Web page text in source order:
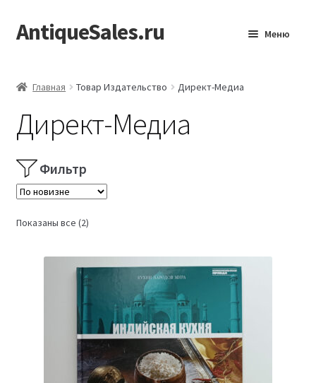
Перейти
к
Перейти
к
AntiqueSales.ru Меню
Главная Товар Издательство Директ-Медиа
Директ-Медиа
Фильтр
Показаны все (2)Сортировка: